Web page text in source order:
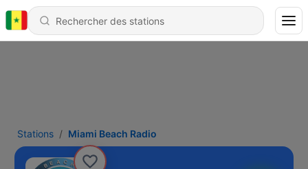
Stations Miami Beach Radio